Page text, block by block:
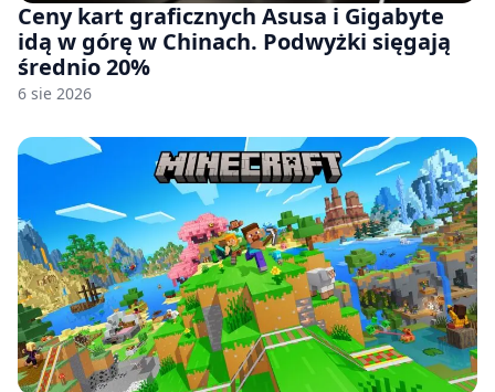
Ceny kart graficznych Asusa i Gigabyte
idą w górę w Chinach. Podwyżki sięgają
średnio 20%
6 sie 2026